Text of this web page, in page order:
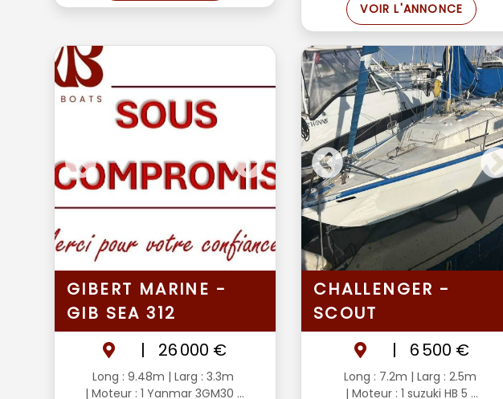
VOIR L'ANNONCE
GIBERT MARINE -
GIB SEA 312
|
26 000 €
Long : 9.48m | Larg : 3.3m
| Moteur : 1 Yanmar 3GM30 ...
CHALLENGER -
SCOUT
|
6 500 €
Long : 7.2m | Larg : 2.5m
| Moteur : 1 suzuki HB 5 ...